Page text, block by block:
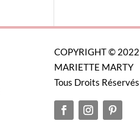
COPYRIGHT © 2022
MARIETTE MARTY
Tous Droits Réservés